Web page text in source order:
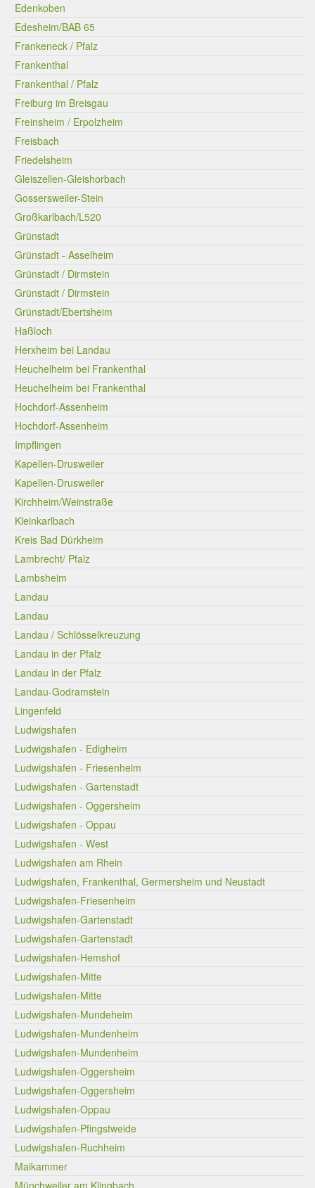
Edenkoben
Edesheim/BAB 65
Frankeneck / Pfalz
Frankenthal
Frankenthal / Pfalz
Freiburg im Breisgau
Freinsheim / Erpolzheim
Freisbach
Friedelsheim
Gleiszellen-Gleishorbach
Gossersweiler-Stein
Großkarlbach/L520
Grünstadt
Grünstadt - Asselheim
Grünstadt / Dirmstein
Grünstadt / Dirmstein
Grünstadt/Ebertsheim
Haßloch
Herxheim bei Landau
Heuchelheim bei Frankenthal
Heuchelheim bei Frankenthal
Hochdorf-Assenheim
Hochdorf-Assenheim
Impflingen
Kapellen-Drusweiler
Kapellen-Drusweiler
Kirchheim/Weinstraße
Kleinkarlbach
Kreis Bad Dürkheim
Lambrecht/ Pfalz
Lambsheim
Landau
Landau
Landau / Schlösselkreuzung
Landau in der Pfalz
Landau in der Pfalz
Landau-Godramstein
Lingenfeld
Ludwigshafen
Ludwigshafen - Edigheim
Ludwigshafen - Friesenheim
Ludwigshafen - Gartenstadt
Ludwigshafen - Oggersheim
Ludwigshafen - Oppau
Ludwigshafen - West
Ludwigshafen am Rhein
Ludwigshafen, Frankenthal, Germersheim und Neustadt
Ludwigshafen-Friesenheim
Ludwigshafen-Gartenstadt
Ludwigshafen-Gartenstadt
Ludwigshafen-Hemshof
Ludwigshafen-Mitte
Ludwigshafen-Mitte
Ludwigshafen-Mundeheim
Ludwigshafen-Mundenheim
Ludwigshafen-Mundenheim
Ludwigshafen-Oggersheim
Ludwigshafen-Oggersheim
Ludwigshafen-Oppau
Ludwigshafen-Pfingstweide
Ludwigshafen-Ruchheim
Maikammer
Münchweiler am Klingbach